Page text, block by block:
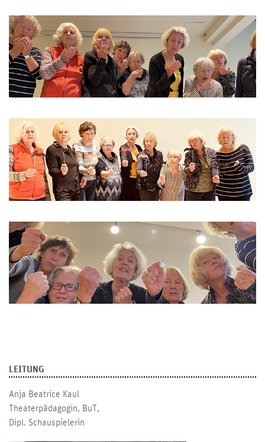
LEITUNG
Anja Beatrice Kaul
Theaterpädagogin, BuT,
Dipl. Schauspielerin